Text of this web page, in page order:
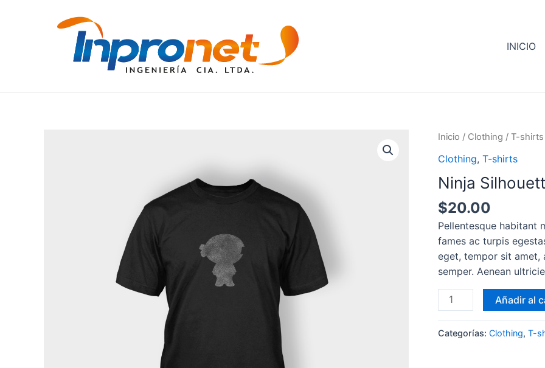
INICIO
Inicio / Clothing / T-shirts
Clothing, T-shirts
Ninja
$20.00
Pellentesque habitant
fames ac turpis
eget, tempor sit amet,
semper. Aenean
Añadir al
Categorías: Clothing, T-